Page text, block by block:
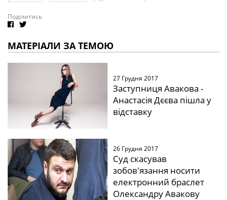
Поділитись
МАТЕРІАЛИ ЗА ТЕМОЮ
27 Грудня 2017
Заступниця Авакова -
Анастасія Дєєва пішла у
відставку
26 Грудня 2017
Суд скасував
зобов'язання носити
електронний браслет
Олександру Авакову